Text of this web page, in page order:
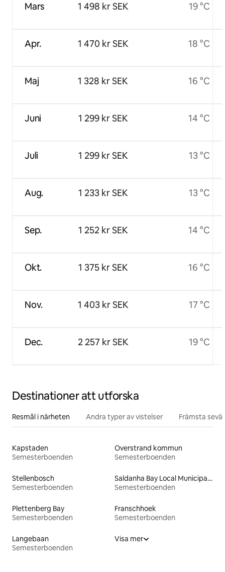
Mars
Apr.
Maj
Juni
Juli
Aug.
Sep.
Okt.
Nov.
Dec.
1 498 kr SEK
1 470 kr SEK
1 328 kr SEK
1 299 kr SEK
1 299 kr SEK
1 233 kr SEK
1 252 kr SEK
1 375 kr SEK
1 403 kr SEK
2 257 kr SEK
19 °C
18 °C
16 °C
14 °C
13 °C
13 °C
14 °C
16 °C
17 °C
19 °C
Destinationer att utforska
Resmål i närheten Andra typer av vistelser Främsta
Kapstaden
Semesterboenden
Overstrand kommun
Semesterboenden
Stellenbosch
Semesterboenden
Saldanha Bay Local Municipality
Semesterboenden
Plettenberg Bay
Semesterboenden
Franschhoek
Semesterboenden
Langebaan
Semesterboenden
Visa mer